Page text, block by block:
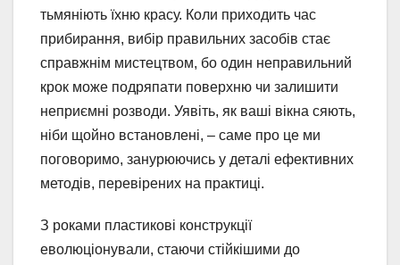
тьмяніють їхню красу. Коли приходить час
прибирання, вибір правильних засобів стає
справжнім мистецтвом, бо один неправильний
крок може подряпати поверхню чи залишити
неприємні розводи. Уявіть, як ваші вікна сяють,
ніби щойно встановлені, – саме про це ми
поговоримо, занурюючись у деталі ефективних
методів, перевірених на практиці.
З роками пластикові конструкції
еволюціонували, стаючи стійкішими до